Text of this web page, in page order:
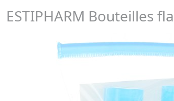
ESTIPHARM Bouteilles